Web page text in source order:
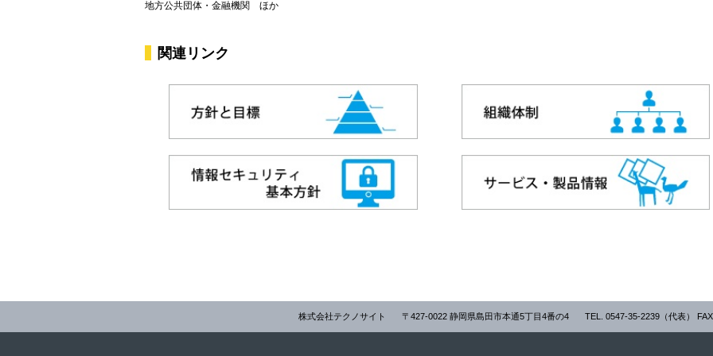
地方公共団体・金融機関 ほか
関連リンク
株式会社テクノサイト 〒427-0022 静岡県島田市本通5丁目4番の4 TEL. 0547-35-2239（代表）